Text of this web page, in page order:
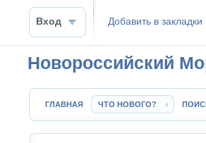
Вход Добавить в закладки
Новороссийский
ГЛАВНАЯ ЧТО НОВОГО?